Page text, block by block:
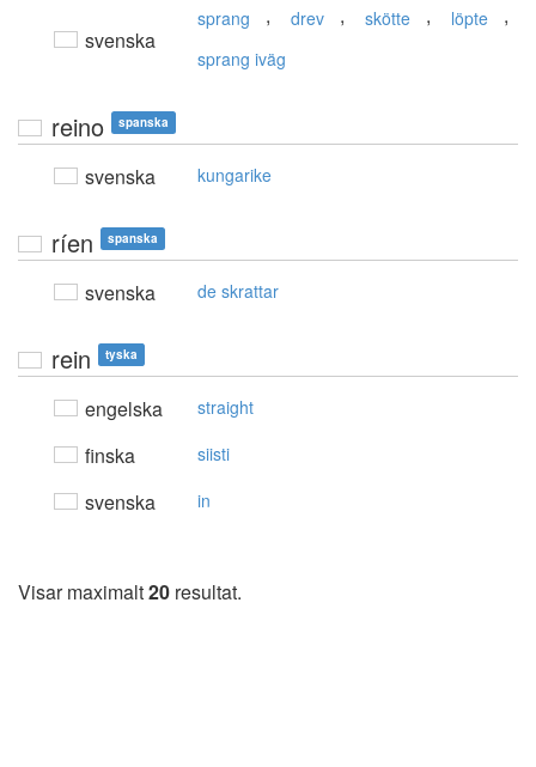
svenska
sprang , drev , skötte , löpte ,
sprang iväg
reino spanska
svenska kungarike
ríen spanska
svenska de skrattar
rein tyska
engelska straight
finska siisti
svenska in
Visar maximalt20 resultat.